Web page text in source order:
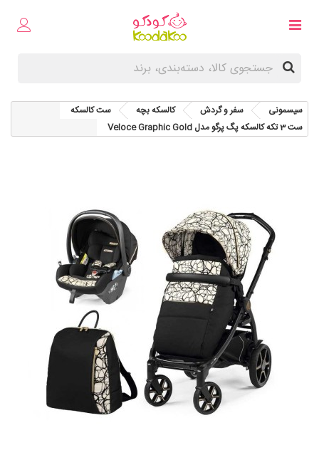
سیسمونی سفر و گردش کالسکه بچه
ست کالسکه
ست 3 تکه کالسکه پگ پرگو مدل Veloce Graphic Gold